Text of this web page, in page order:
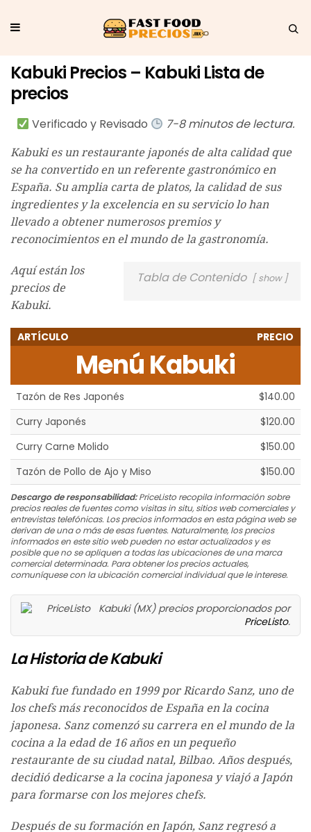
Kabuki Precios – Kabuki Lista de
precios
Verificado y Revisado 7-8 minutos de lectura.
Kabuki es un restaurante japonés de alta calidad que
se ha convertido en un referente gastronómico en
España. Su amplia carta de platos, la calidad de sus
ingredientes y la excelencia en su servicio lo han
llevado a obtener numerosos premios y
reconocimientos en el mundo de la gastronomía.
Tabla de Contenido show
Aquí están los
precios de
Kabuki.
ARTÍCULO PRECIO
Menú Kabuki
Tazón de Res Japonés
$140.00
Curry Japonés
$120.00
Curry Carne Molido
$150.00
Tazón de Pollo de Ajo y Miso
$150.00
Descargo de responsabilidad:PriceListo recopila información sobre
precios reales de fuentes como visitas in situ, sitios web comerciales y
entrevistas telefónicas. Los precios informados en esta página web se
derivan de una o más de esas fuentes. Naturalmente, los precios
informados en este sitio web pueden no estar actualizados y es
posible que no se apliquen a todas las ubicaciones de una marca
comercial determinada. Para obtener los precios actuales,
comuníquese con la ubicación comercial individual que le interese.
Kabuki (MX) precios proporcionados por
PriceListo.
La Historia de Kabuki
Kabuki fue fundado en 1999 por Ricardo Sanz, uno de
los chefs más reconocidos de España en la cocina
japonesa. Sanz comenzó su carrera en el mundo de la
cocina a la edad de 16 años en un pequeño
restaurante de su ciudad natal, Bilbao. Años después,
decidió dedicarse a la cocina japonesa y viajó a Japón
para formarse con los mejores chefs.
Después de su formación en Japón, Sanz regresó a